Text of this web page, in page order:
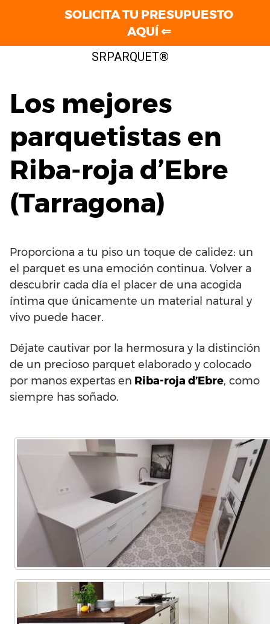
SRPARQUET®
Los mejores
parquetistas en
Riba-roja d’Ebre
(Tarragona)
Proporciona a tu piso un toque de calidez: un
el parquet es una emoción continua. Volver a
descubrir cada día el placer de una acogida
íntima que únicamente un material natural y
vivo puede hacer.
Déjate cautivar por la hermosura y la distinción
de un precioso parquet elaborado y colocado
por manos expertas en Riba-roja d’Ebre, como
siempre has soñado.
SOLICITA TU PRESUPUESTO
AQUÍ ⇐